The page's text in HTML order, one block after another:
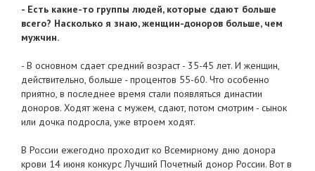
- Есть какие-то группы людей, которые сдают больше
всего? Насколько я знаю, женщин-доноров больше, чем
мужчин.
- В основном сдает средний возраст - 35-45 лет. И женщин,
действительно, больше - процентов 55-60. Что особенно
приятно, в последнее время стали появляться династии
доноров. Ходят жена с мужем, сдают, потом смотрим - сынок
или дочка подросла, уже втроем ходят.
В России ежегодно проходит ко Всемирному дню донора
крови 14 июня конкурс Лучший Почетный донор России. Вот в